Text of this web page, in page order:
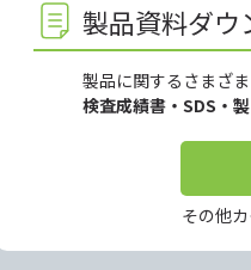
製品資料ダウ
製品に関するさまざ
検査成績書・SDS・
その他